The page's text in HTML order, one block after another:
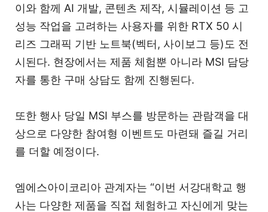
이와 함께 AI 개발, 콘텐츠 제작, 시뮬레이션 등 고
성능 작업을 고려하는 사용자를 위한 RTX 50 시
리즈 그래픽 기반 노트북(벡터, 사이보그 등)도 전
시된다. 현장에서는 제품 체험뿐 아니라 MSI 담당
자를 통한 구매 상담도 함께 진행된다.
또한 행사 당일 MSI 부스를 방문하는 관람객을 대
상으로 다양한 참여형 이벤트도 마련돼 즐길 거리
를 더할 예정이다.
엠에스아이코리아 관계자는 “이번 서강대학교 행
사는 다양한 제품을 직접 체험하고 자신에게 맞는